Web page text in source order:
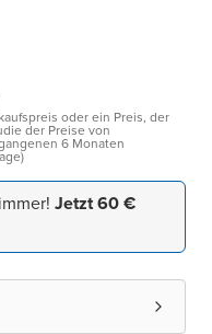
oder ein Preis, der
der Preise von
6 Monaten
Jetzt 60 €